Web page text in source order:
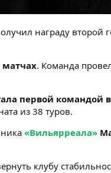
награду второй
матчах. Команда
первой командой
из 38 туров.
«Вильярреала»
клубу